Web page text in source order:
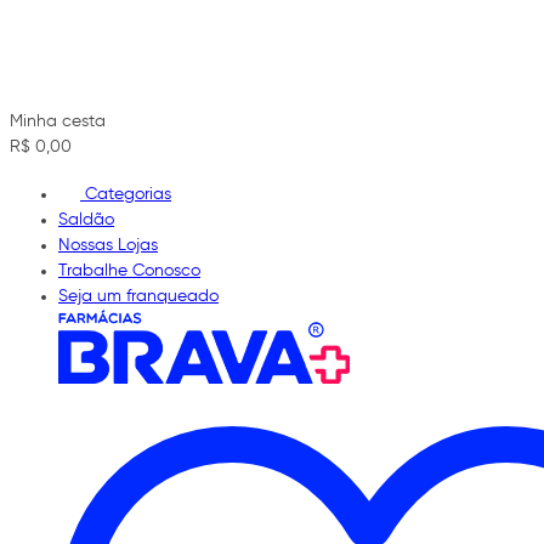
Minha cesta
R$ 0,00
Categorias
Saldão
Nossas Lojas
Trabalhe Conosco
Seja um franqueado